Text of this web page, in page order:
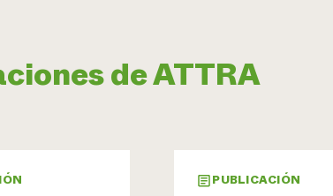
de ATTRA
PUBLICACIÓN